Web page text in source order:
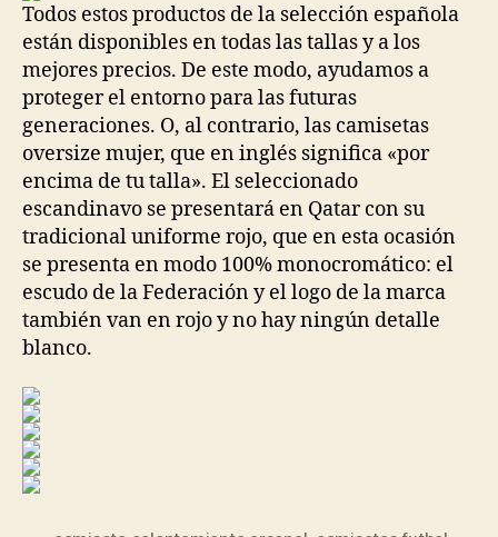
Todos estos productos de la selección española
están disponibles en todas las tallas y a los
mejores precios. De este modo, ayudamos a
proteger el entorno para las futuras
generaciones. O, al contrario, las camisetas
oversize mujer, que en inglés significa «por
encima de tu talla». El seleccionado
escandinavo se presentará en Qatar con su
tradicional uniforme rojo, que en esta ocasión
se presenta en modo 100% monocromático: el
escudo de la Federación y el logo de la marca
también van en rojo y no hay ningún detalle
blanco.